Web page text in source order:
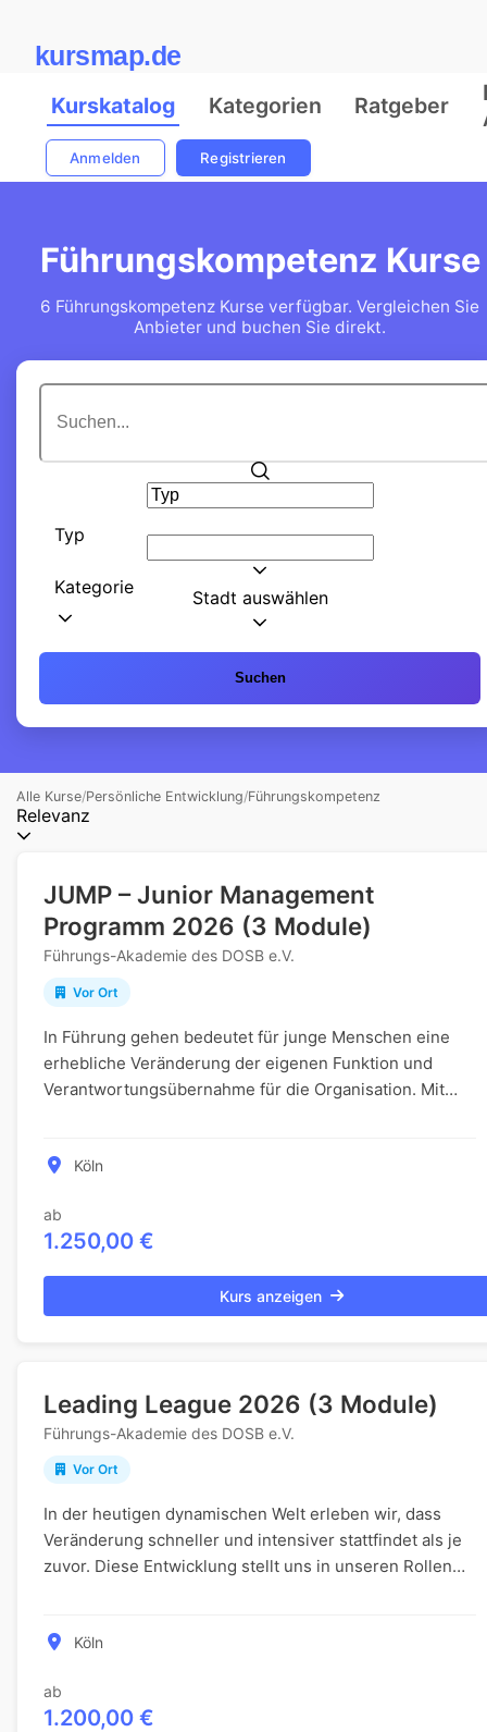
kursmap.de
Kurskatalog Kategorien Ratgeber
Anmelden Registrieren
Führungskompetenz Kurse
6 Führungskompetenz Kurse verfügbar. Vergleichen Sie
Anbieter und buchen Sie direkt.
Typ
Kategorie Stadt auswählen
Suchen
Alle Kurse/Persönliche Entwicklung/Führungskompetenz
Relevanz
JUMP – Junior Management
Programm 2026 (3 Module)
Führungs-Akademie des DOSB e.V.
Vor Ort
In Führung gehen bedeutet für junge Menschen eine
erhebliche Veränderung der eigenen Funktion und
Verantwortungsübernahme für die Organisation. Mit
Köln
ab
1.250,00 €
Kurs anzeigen
Leading League 2026 (3 Module)
Führungs-Akademie des DOSB e.V.
Vor Ort
In der heutigen dynamischen Welt erleben wir, dass
Veränderung schneller und intensiver stattfindet als je
zuvor. Diese Entwicklung stellt uns in unseren Rollen
Köln
ab
1.200,00 €